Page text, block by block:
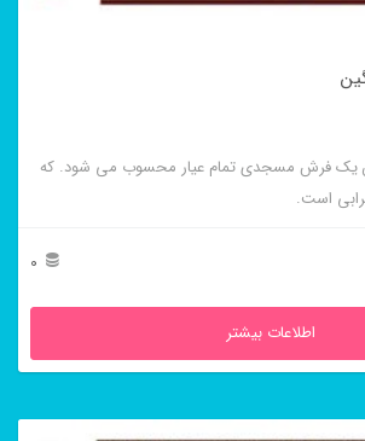
یک فرش مسجدی تمام عیار محسوب می شود. که
است.
0
اطلاعات بیشتر